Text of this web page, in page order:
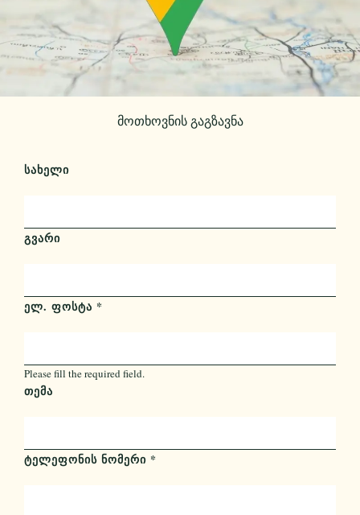
მოთხოვნის გაგზავნა
ᲡᲐᲮᲔᲚᲘ
ᲒᲕᲐᲠᲘ
ᲔᲚ. ᲤᲝᲡᲢᲐ *
Please fill the required field.
ᲗᲔᲛᲐ
ᲢᲔᲚᲔᲤᲝᲜᲘᲡ ᲜᲝᲛᲔᲠᲘ *